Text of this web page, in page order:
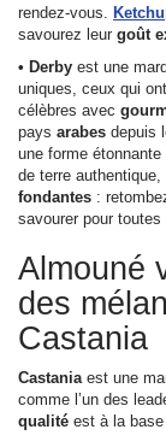
rendez-vous.
savourez leur goût
• Derby est une
uniques, ceux qui
célèbres avec
pays arabes depuis
une forme
de terre authentique,
fondantes :
savourer pour toutes
Almouné
des
Castania
Castania est une
comme l’un des
qualité est à la base